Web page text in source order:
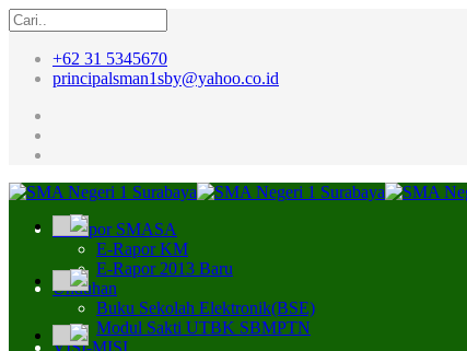
+62 31 5345670
principalsman1sby@yahoo.co.id
E-Rapor SMASA
E-Rapor KM
E-Rapor 2013 Baru
Unduhan
Buku Sekolah Elektronik(BSE)
Modul Sakti UTBK SBMPTN
VISI-MISI